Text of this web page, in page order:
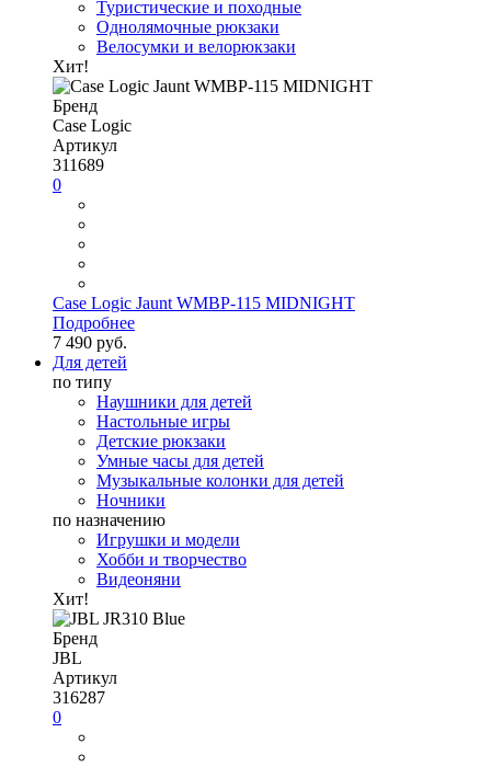
Туристические и походные
Однолямочные рюкзаки
Велосумки и велорюкзаки
Хит!
Бренд
Case Logic
Артикул
311689
0
Case Logic Jaunt WMBP-115 MIDNIGHT
Подробнее
7 490 руб.
Для детей
по типу
Наушники для детей
Настольные игры
Детские рюкзаки
Умные часы для детей
Музыкальные колонки для детей
Ночники
по назначению
Игрушки и модели
Хобби и творчество
Видеоняни
Хит!
Бренд
JBL
Артикул
316287
0